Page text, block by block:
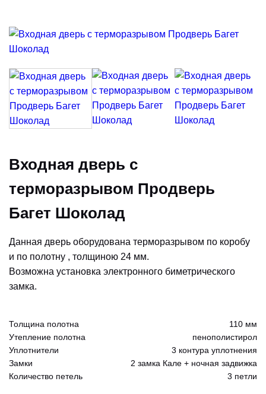
Входная дверь с
терморазрывом Продверь
Багет Шоколад
Данная дверь оборудована терморазрывом по коробу
и по полотну , толщиною 24 мм.
Возможна установка электронного биметрического
замка.
Толщина полотна
110 мм
Утепление полотна
пенополистирол
Уплотнители
3 контура уплотнения
Замки
2 замка Кале + ночная задвижка
Количество петель
3 петли